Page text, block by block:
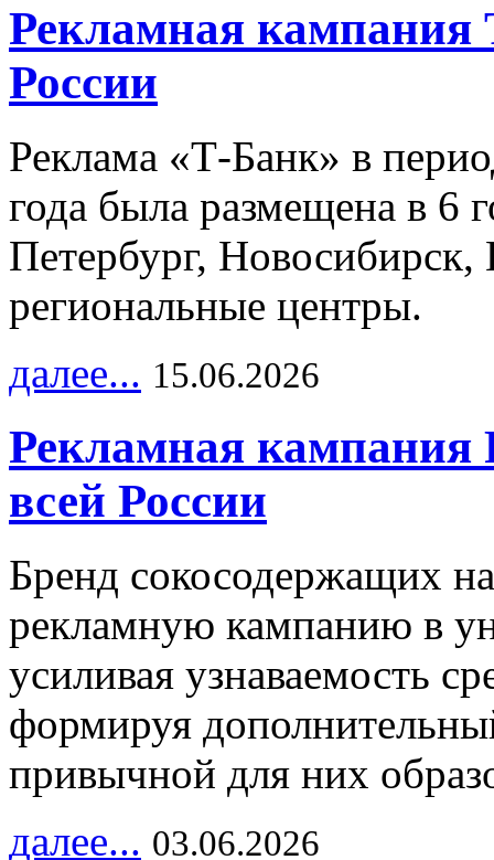
Рекламная кампания
России
Реклама «Т-Банк» в
года была размещена в 6
Петербург,
региональные центры.
далее... 15.06.2026
Рекламная
всей России
Бренд сокосодержащих
рекламную кампанию в
усиливая узнаваемость
формируя
привычной для них
далее... 03.06.2026